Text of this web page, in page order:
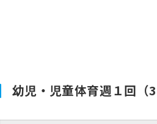
幼児・児童体育週１回（